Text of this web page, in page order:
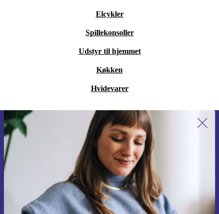
Elcykler
Spillekonsoller
Udstyr til hjemmet
Køkken
Hvidevarer
Tilmeld dig vores nyhedsbrev for
første gang og spar 115 kr!
Gå aldrig glip af et tilbud igen.
Anmod om kupon